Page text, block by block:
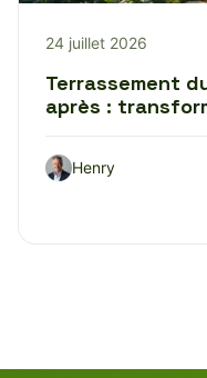
24 juillet 2026
Terrassement
après :
Henry